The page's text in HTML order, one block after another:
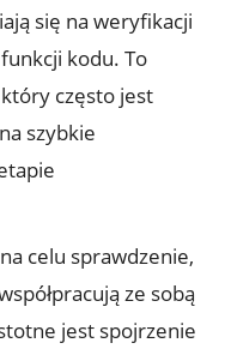
się na weryfikacji
kodu. To
często jest
szybkie
celu sprawdzenie,
ze sobą
jest spojrzenie